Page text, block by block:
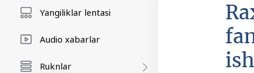
Yangiliklar lentasi
Audio xabarlar
Ruknlar